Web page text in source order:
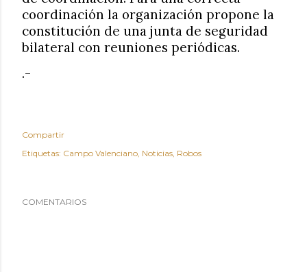
coordinación la organización propone la
constitución de una junta de seguridad
bilateral con reuniones periódicas.
.-
Compartir
Etiquetas: Campo Valenciano Noticias Robos
COMENTARIOS